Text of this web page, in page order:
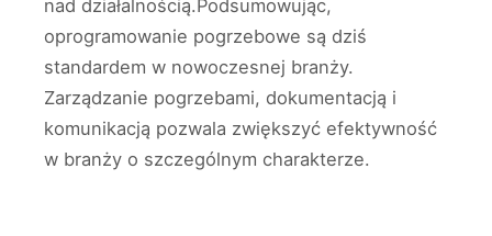
nad działalnością.Podsumowując,
oprogramowanie pogrzebowe są dziś
standardem w nowoczesnej branży.
Zarządzanie pogrzebami, dokumentacją i
komunikacją pozwala zwiększyć efektywność
w branży o szczególnym charakterze.